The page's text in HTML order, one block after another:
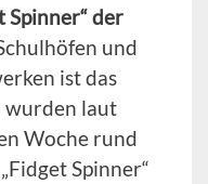
Spinner“ der
und
ist das
wurden laut
Woche rund
Spinner“